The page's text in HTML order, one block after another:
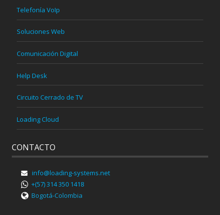
Telefonía VoIp
Soluciones Web
Comunicación Digital
Help Desk
Circuito Cerrado de TV
Loading Cloud
CONTACTO
info@loading-systems.net
+(57) 314 350 1418
Bogotá-Colombia